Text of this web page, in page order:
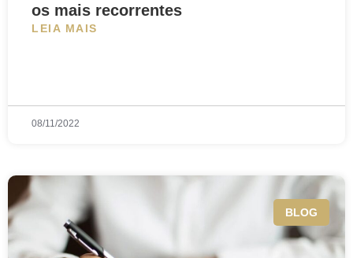
os mais recorrentes
LEIA MAIS
08/11/2022
BLOG